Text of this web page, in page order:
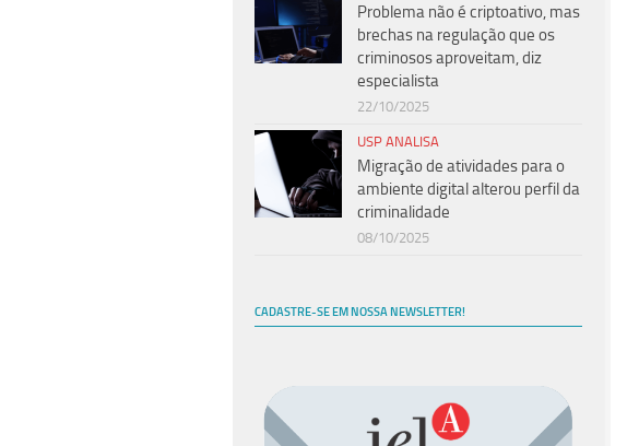
Problema não é criptoativo, mas
brechas na regulação que os
criminosos aproveitam, diz
especialista
22/10/2025
USP ANALISA
Migração de atividades para o
ambiente digital alterou perfil da
criminalidade
08/10/2025
CADASTRE-SE EM NOSSA NEWSLETTER!